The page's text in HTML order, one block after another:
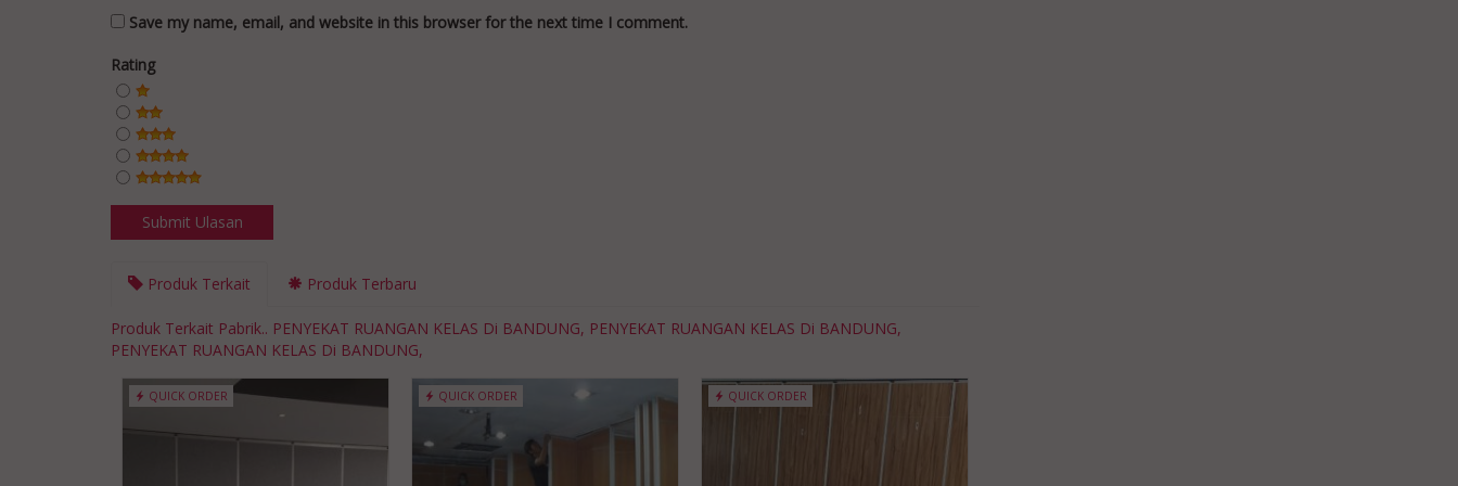
Save my name, email, and website in this browser for the next time I comment.
Rating
Produk Terkait Produk Terbaru
Produk Terkait Pabrik.. PENYEKAT RUANGAN KELAS Di BANDUNG, PENYEKAT RUANGAN KELAS Di BANDUNG,
PENYEKAT RUANGAN KELAS Di BANDUNG,
QUICK ORDER QUICK ORDER QUICK ORDER